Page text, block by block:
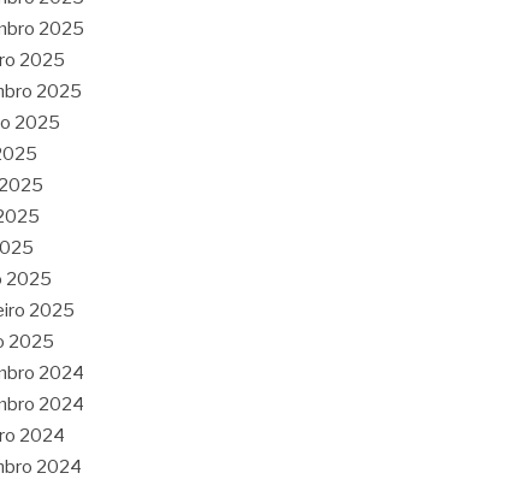
2025
2025
2025
2025
2025
2025
2025
2024
2024
2024
2024